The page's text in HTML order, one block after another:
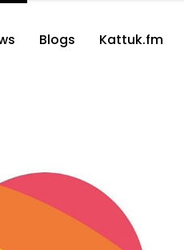
Blogs Kattuk.fm